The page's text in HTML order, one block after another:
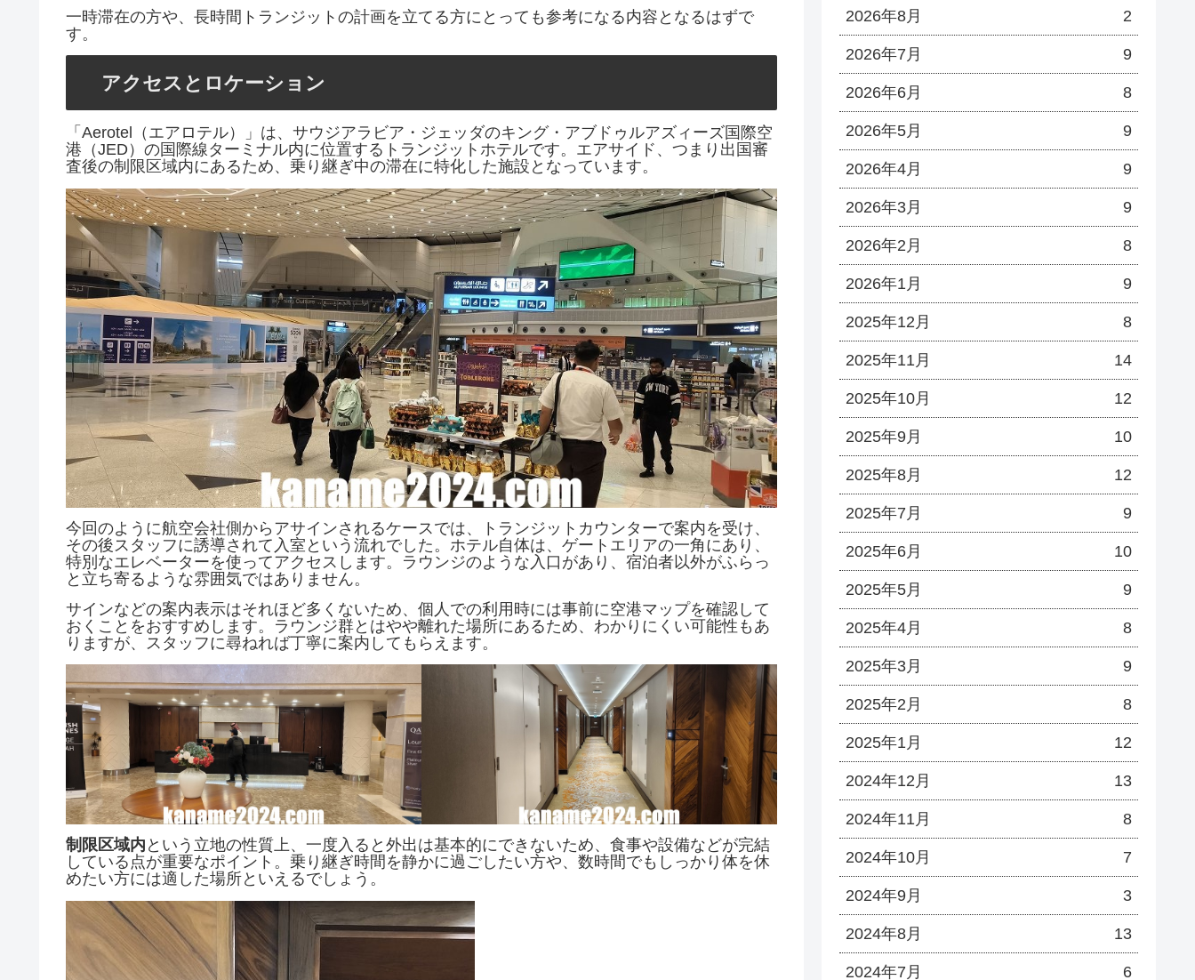
一時滞在の方や、長時間トランジットの計画を立てる方にとっても参考になる内容となるはずで
す。
アクセスとロケーション
「Aerotel（エアロテル）」は、サウジアラビア・ジェッダのキング・アブドゥルアズィーズ国際空
港（JED）の国際線ターミナル内に位置するトランジットホテルです。エアサイド、つまり出国審
査後の制限区域内にあるため、乗り継ぎ中の滞在に特化した施設となっています。
今回のように航空会社側からアサインされるケースでは、トランジットカウンターで案内を受け、
その後スタッフに誘導されて入室という流れでした。ホテル自体は、ゲートエリアの一角にあり、
特別なエレベーターを使ってアクセスします。ラウンジのような入口があり、宿泊者以外がふらっ
と立ち寄るような雰囲気ではありません。
サインなどの案内表示はそれほど多くないため、個人での利用時には事前に空港マップを確認して
おくことをおすすめします。ラウンジ群とはやや離れた場所にあるため、わかりにくい可能性もあ
りますが、スタッフに尋ねれば丁寧に案内してもらえます。
制限区域内 という立地の性質上、一度入ると外出は基本的にできないため、食事や設備などが完結
している点が重要なポイント。乗り継ぎ時間を静かに過ごしたい方や、数時間でもしっかり体を休
めたい方には適した場所といえるでしょう。
2026年8月 2
2026年7月 9
2026年6月 8
2026年5月 9
2026年4月 9
2026年3月 9
2026年2月 8
2026年1月 9
2025年12月 8
2025年11月 14
2025年10月 12
2025年9月 10
2025年8月 12
2025年7月 9
2025年6月 10
2025年5月 9
2025年4月 8
2025年3月 9
2025年2月 8
2025年1月 12
2024年12月 13
2024年11月 8
2024年10月 7
2024年9月 3
2024年8月 13
2024年7月 6